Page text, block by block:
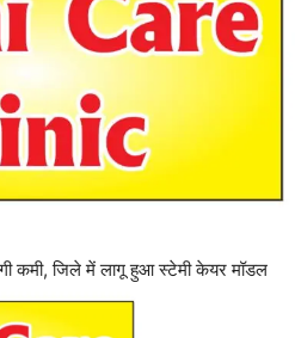
कमी, जिले में लागू हुआ स्टेमी केयर मॉडल